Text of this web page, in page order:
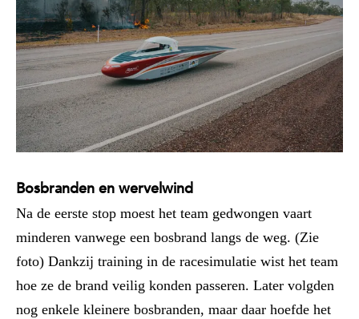
Bosbranden en wervelwind
Na de eerste stop moest het team gedwongen vaart
minderen vanwege een bosbrand langs de weg. (Zie
foto) Dankzij training in de racesimulatie wist het team
hoe ze de brand veilig konden passeren. Later volgden
nog enkele kleinere bosbranden, maar daar hoefde het